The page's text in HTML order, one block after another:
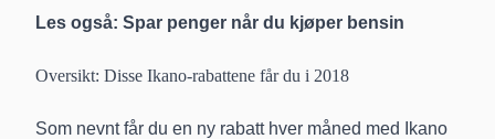
Les også: Spar penger når du kjøper bensin
Oversikt: Disse Ikano-rabattene får du i 2018
Som nevnt får du en ny rabatt hver måned med Ikano